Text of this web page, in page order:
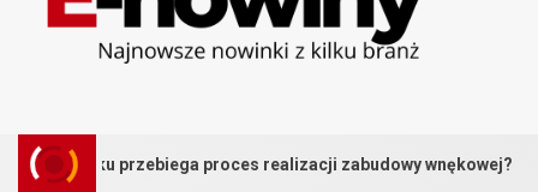
przebiega proces realizacji zabudowy wnękowej?